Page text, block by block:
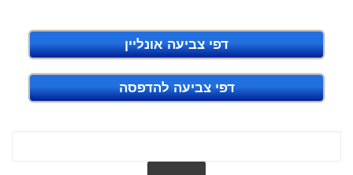
דפי צביעה אונליין
דפי צביעה להדפסה